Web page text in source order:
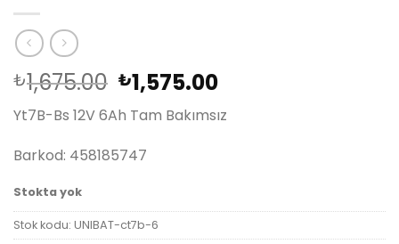
₺1,675.00 Orijinal
fiyat:
₺1,675.00.
₺1,575.00Şu
fiyat:
Yt7B-Bs 12V 6Ah Tam Bakımsız
Barkod: 458185747
Stokta yok
Stok kodu: UNIBAT-ct7b-6